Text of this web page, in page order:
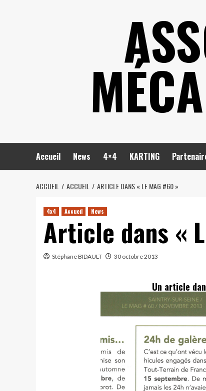
Accueil News 4×4 KARTING
ACCUEIL ACCUEIL ARTICLE DANS « LE MAG #60 »
4x4 Accueil News
Article dans «
Stéphane BIDAULT 30 octobre 2013
Un article